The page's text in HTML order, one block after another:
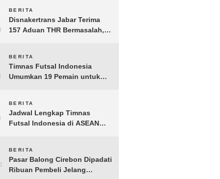
BERITA
Disnakertrans Jabar Terima
157 Aduan THR Bermasalah,
BERITA
Timnas Futsal Indonesia
Umumkan 19 Pemain untuk
BERITA
Jadwal Lengkap Timnas
Futsal Indonesia di ASEAN
BERITA
Pasar Balong Cirebon Dipadati
Ribuan Pembeli Jelang